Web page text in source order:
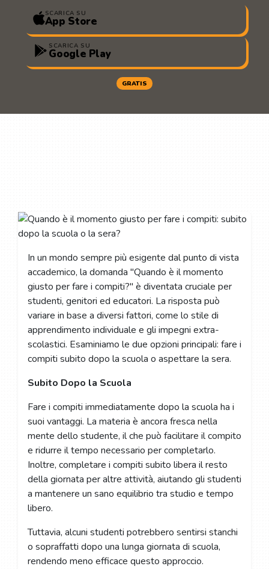
SCARICA SU
App Store
SCARICA SU
Google Play
GRATIS
In un mondo sempre più esigente dal punto di vista
accademico, la domanda "Quando è il momento
giusto per fare i compiti?" è diventata cruciale per
studenti, genitori ed educatori. La risposta può
variare in base a diversi fattori, come lo stile di
apprendimento individuale e gli impegni extra-
scolastici. Esaminiamo le due opzioni principali: fare i
compiti subito dopo la scuola o aspettare la sera.
Subito Dopo la Scuola
Fare i compiti immediatamente dopo la scuola ha i
suoi vantaggi. La materia è ancora fresca nella
mente dello studente, il che può facilitare il compito
e ridurre il tempo necessario per completarlo.
Inoltre, completare i compiti subito libera il resto
della giornata per altre attività, aiutando gli studenti
a mantenere un sano equilibrio tra studio e tempo
libero.
Tuttavia, alcuni studenti potrebbero sentirsi stanchi
o sopraffatti dopo una lunga giornata di scuola,
rendendo meno efficace questo approccio.